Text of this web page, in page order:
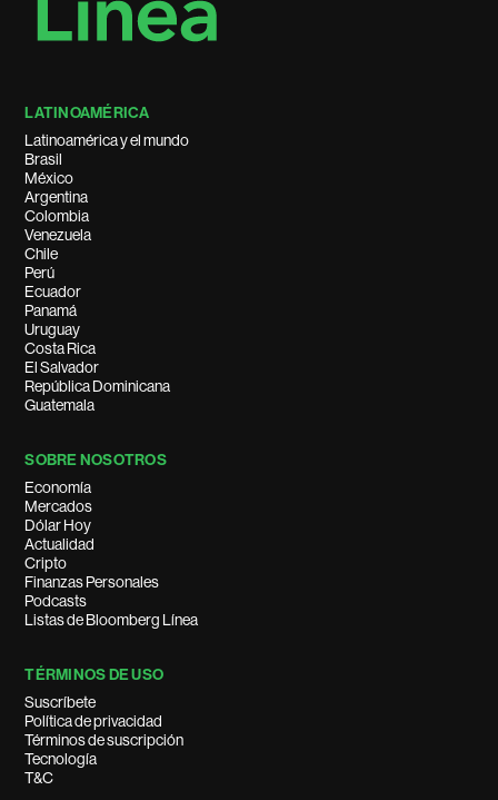
LATINOAMÉRICA
Latinoamérica y el mundo
Brasil
México
Argentina
Colombia
Venezuela
Chile
Perú
Ecuador
Panamá
Uruguay
Costa Rica
El Salvador
República Dominicana
Guatemala
SOBRE NOSOTROS
Economía
Mercados
Dólar Hoy
Actualidad
Cripto
Finanzas Personales
Podcasts
Listas de Bloomberg Línea
TÉRMINOS DE USO
Suscríbete
Política de privacidad
Términos de suscripción
Tecnología
T&C